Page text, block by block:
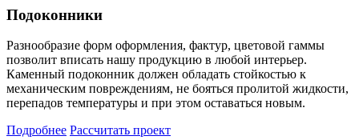
Подоконники
Разнообразие форм оформления, фактур, цветовой гаммы
позволит вписать нашу продукцию в любой интерьер.
Каменный подоконник должен обладать стойкостью к
механическим повреждениям, не бояться пролитой жидкости,
перепадов температуры и при этом оставаться новым.
Подробнее Рассчитать проект